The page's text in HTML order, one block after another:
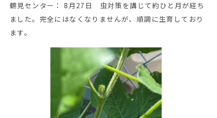
鶴見センター： 8月27日 虫対策を講じて約ひと月が経ち
ました。完全にはなくなりませんが、順調に生育しており
ます。